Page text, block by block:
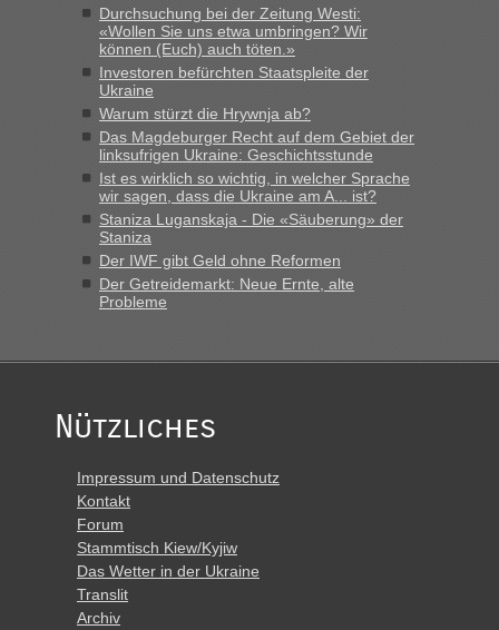
Durchsuchung bei der Zeitung Westi:
«Wollen Sie uns etwa umbringen? Wir
können (Euch) auch töten.»
Investoren befürchten Staatspleite der
Ukraine
Warum stürzt die Hrywnja ab?
Das Magdeburger Recht auf dem Gebiet der
linksufrigen Ukraine: Geschichtsstunde
Ist es wirklich so wichtig, in welcher Sprache
wir sagen, dass die Ukraine am A... ist?
Staniza Luganskaja - Die «Säuberung» der
Staniza
Der IWF gibt Geld ohne Reformen
Der Getreidemarkt: Neue Ernte, alte
Probleme
Nützliches
Impressum und Datenschutz
Kontakt
Forum
Stammtisch Kiew/Kyjiw
Das Wetter in der Ukraine
Translit
Archiv